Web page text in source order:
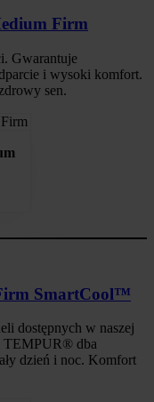
Firm
Gwarantuje
i wysoki komfort.
sen.
SmartCool™
dostępnych w naszej
TEMPUR® dba
dzień i noc. Komfort